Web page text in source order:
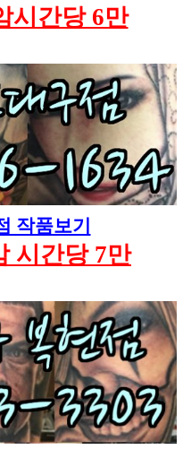
시간당 6만
작품보기
시간당 7만